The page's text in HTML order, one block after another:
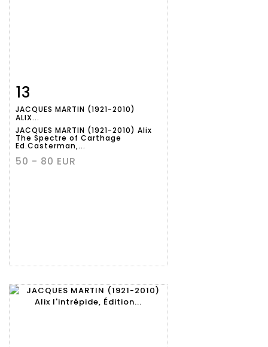
Item detail
13
JACQUES MARTIN (1921-2010)
ALIX...
JACQUES MARTIN (1921-2010) Alix
The Spectre of Carthage
Ed.Casterman,...
50 - 80 EUR